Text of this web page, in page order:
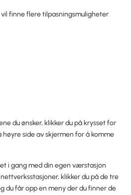
vil finne flere tilpasningsmuligheter
du ønsker, klikker du på krysset for
side av skjermen for å komme
i gang med din egen værstasjon
klikker du på de tre
du får opp en meny der du finner de